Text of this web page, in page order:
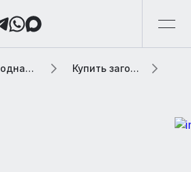
Загородная элитная недвижимость
Купить загородную элитную недвижимость